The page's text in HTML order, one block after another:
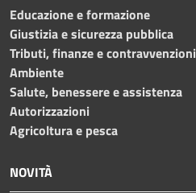
Educazione e formazione
Giustizia e sicurezza pubblica
Tributi, finanze e contravvenzioni
Ambiente
Salute, benessere e assistenza
Autorizzazioni
Agricoltura e pesca
NOVITÀ